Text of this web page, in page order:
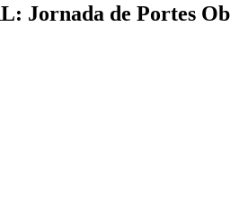
Jornada de Portes